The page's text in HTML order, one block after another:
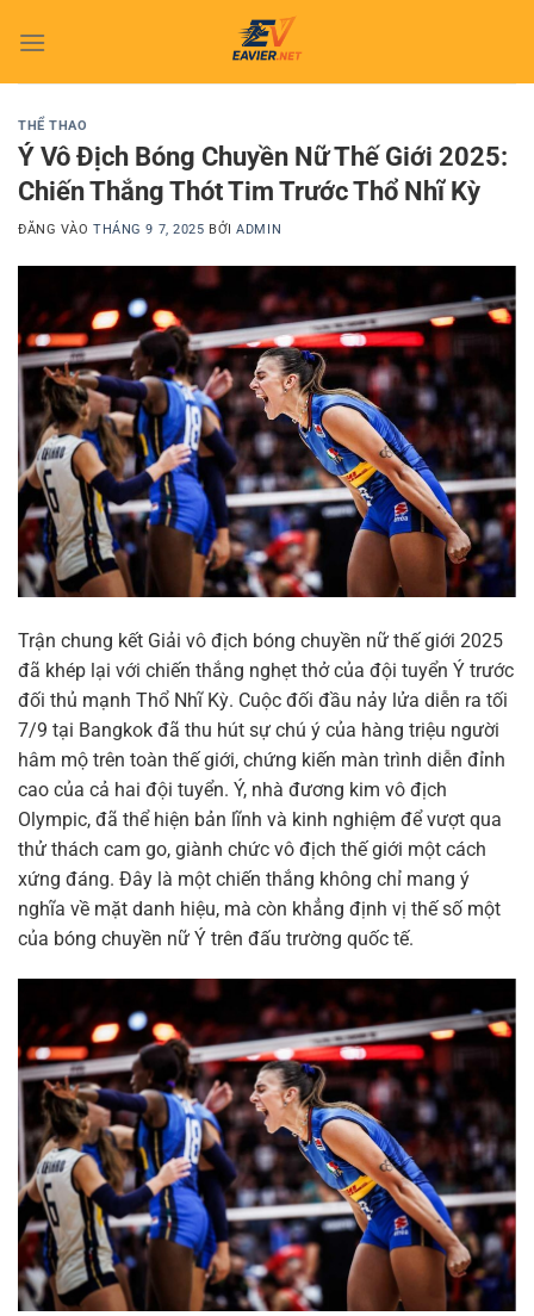
qua
THỂ THAO
Ý Vô Địch Bóng Chuyền Nữ Thế Giới 2025:
Chiến Thắng Thót Tim Trước Thổ Nhĩ Kỳ
ĐĂNG VÀOTHÁNG 9 7, 2025 BỞIADMIN
Trận chung kết Giải vô địch bóng chuyền nữ thế giới 2025
đã khép lại với chiến thắng nghẹt thở của đội tuyển Ý trước
đối thủ mạnh Thổ Nhĩ Kỳ. Cuộc đối đầu nảy lửa diễn ra tối
7/9 tại Bangkok đã thu hút sự chú ý của hàng triệu người
hâm mộ trên toàn thế giới, chứng kiến màn trình diễn đỉnh
cao của cả hai đội tuyển. Ý, nhà đương kim vô địch
Olympic, đã thể hiện bản lĩnh và kinh nghiệm để vượt qua
thử thách cam go, giành chức vô địch thế giới một cách
xứng đáng. Đây là một chiến thắng không chỉ mang ý
nghĩa về mặt danh hiệu, mà còn khẳng định vị thế số một
của bóng chuyền nữ Ý trên đấu trường quốc tế.